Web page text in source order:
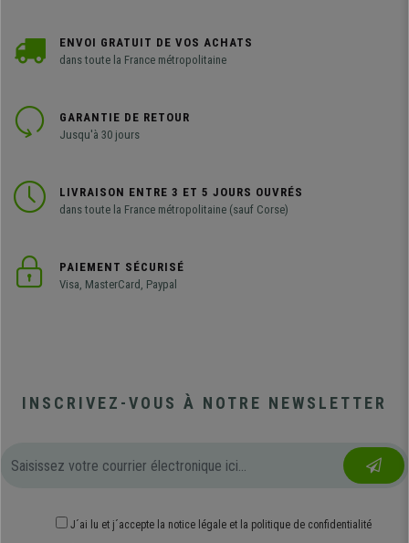
ENVOI GRATUIT DE VOS ACHATS
dans toute la France métropolitaine
GARANTIE DE RETOUR
Jusqu'à 30 jours
LIVRAISON ENTRE 3 ET 5 JOURS OUVRÉS
dans toute la France métropolitaine (sauf Corse)
PAIEMENT SÉCURISÉ
Visa, MasterCard, Paypal
INSCRIVEZ-VOUS À NOTRE NEWSLETTER
J´ai lu et j´accepte la notice légale et la politique de confidentialité